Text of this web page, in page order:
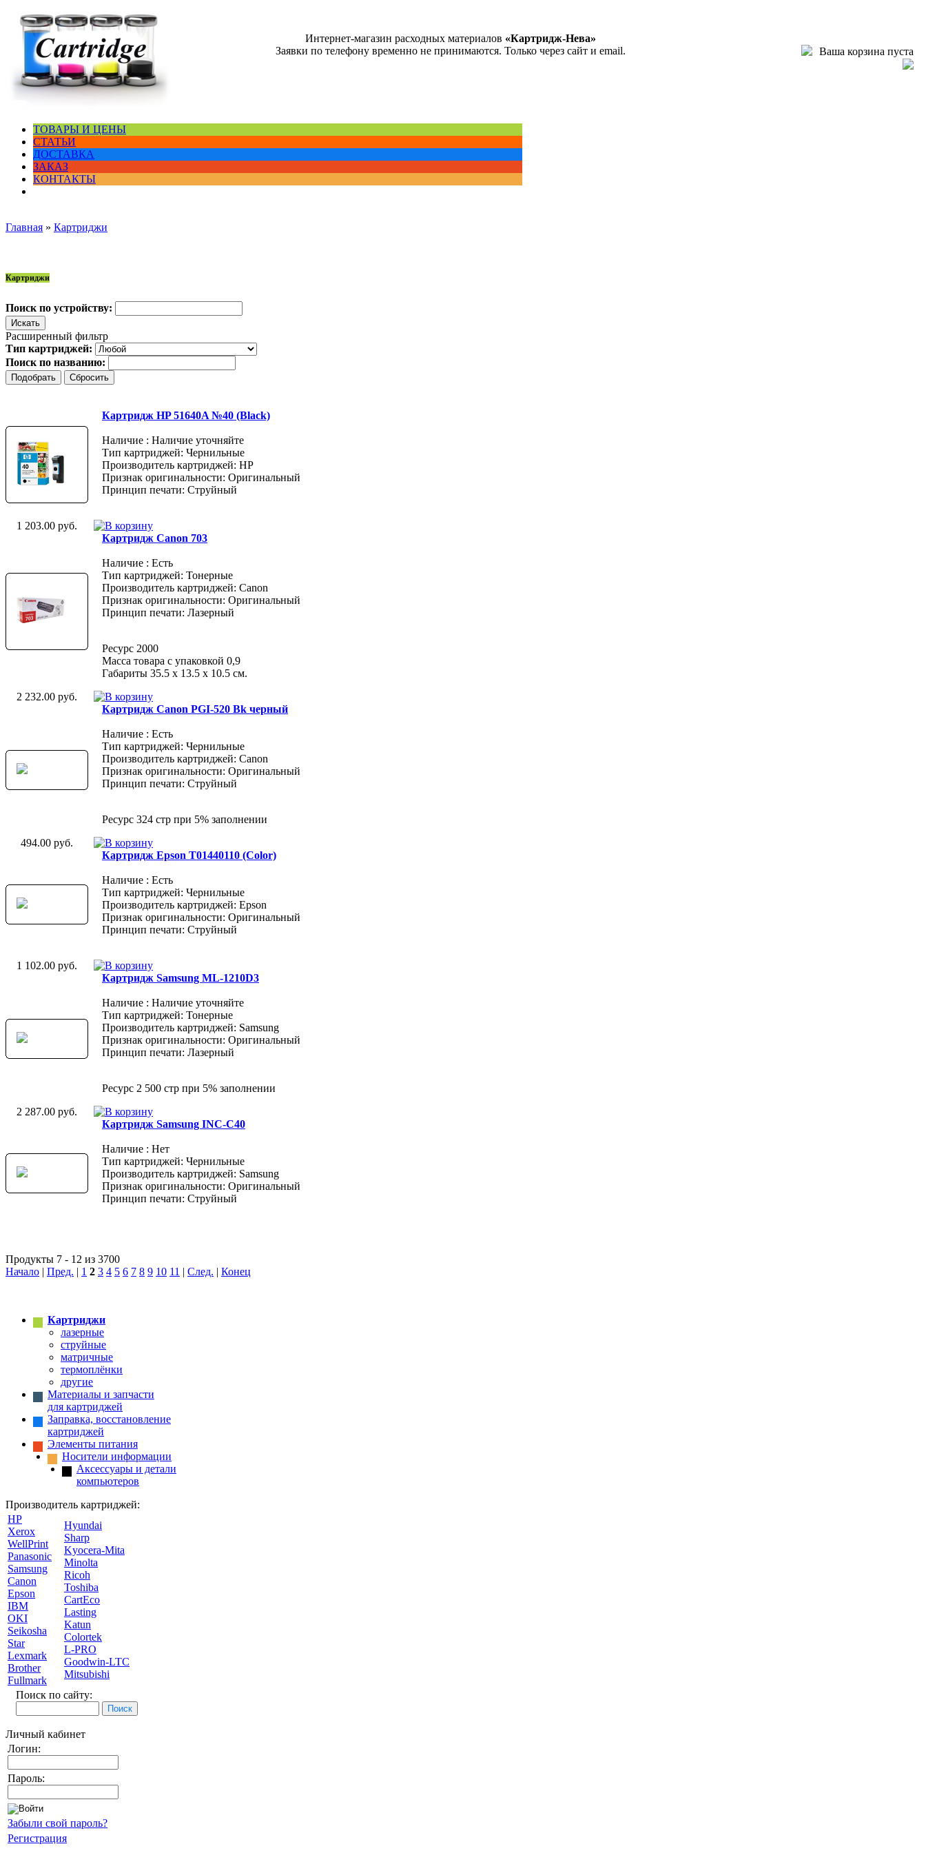
Интернет-магазин расходных материалов «Картридж-Нева»
Заявки по телефону временно не принимаются. Только через сайт и email.
Ваша корзина пуста
ТОВАРЫ И ЦЕНЫ
СТАТЬИ
ДОСТАВКА
ЗАКАЗ
КОНТАКТЫ
Главная » Картриджи
Картриджи
Поиск по устройству:
Расширенный фильтр
Тип картриджей:
Поиск по названию:
Картридж HP 51640A №40 (Black)
Наличие : Наличие уточняйте
Тип картриджей: Чернильные
Производитель картриджей: HP
Признак оригинальности: Оригинальный
Принцип печати: Струйный
1 203.00 руб.
Картридж Canon 703
Наличие : Есть
Тип картриджей: Тонерные
Производитель картриджей: Canon
Признак оригинальности: Оригинальный
Принцип печати: Лазерный
Ресурс 2000
Масса товара с упаковкой 0,9
Габариты 35.5 х 13.5 х 10.5 см.
2 232.00 руб.
Картридж Canon PGI-520 Bk черный
Наличие : Есть
Тип картриджей: Чернильные
Производитель картриджей: Canon
Признак оригинальности: Оригинальный
Принцип печати: Струйный
Ресурс 324 стр при 5% заполнении
494.00 руб.
Картридж Epson T01440110 (Color)
Наличие : Есть
Тип картриджей: Чернильные
Производитель картриджей: Epson
Признак оригинальности: Оригинальный
Принцип печати: Струйный
1 102.00 руб.
Картридж Samsung ML-1210D3
Наличие : Наличие уточняйте
Тип картриджей: Тонерные
Производитель картриджей: Samsung
Признак оригинальности: Оригинальный
Принцип печати: Лазерный
Ресурс 2 500 стр при 5% заполнении
2 287.00 руб.
Картридж Samsung INC-C40
Наличие : Нет
Тип картриджей: Чернильные
Производитель картриджей: Samsung
Признак оригинальности: Оригинальный
Принцип печати: Струйный
Продукты 7 - 12 из 3700
Начало | Пред. | 1 2 3 4 5 6 7 8 9 10 11 | След. | Конец
Картриджи
лазерные
струйные
матричные
термоплёнки
другие
Материалы и запчасти
для картриджей
Заправка, восстановление
картриджей
Элементы питания
Носители информации
Аксессуары и детали
компьютеров
Производитель картриджей:
HP
Xerox
WellPrint
Panasonic
Samsung
Canon
Epson
IBM
OKI
Seikosha
Star
Lexmark
Brother
Fullmark
Hyundai
Sharp
Kyocera-Mita
Minolta
Ricoh
Toshiba
CartEco
Lasting
Katun
Colortek
L-PRO
Goodwin-LTC
Mitsubishi
Поиск по сайту:
Личный кабинет
Логин:
Пароль:
Забыли свой пароль?
Регистрация